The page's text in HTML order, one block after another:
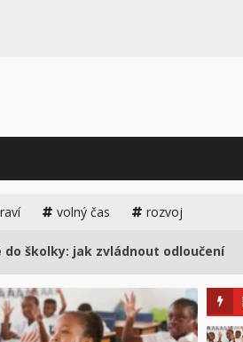
volný čas rozvoj
jak zvládnout odloučení 4